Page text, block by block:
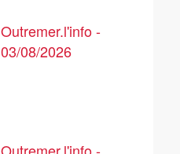
Outremer.l'info -
03/08/2026